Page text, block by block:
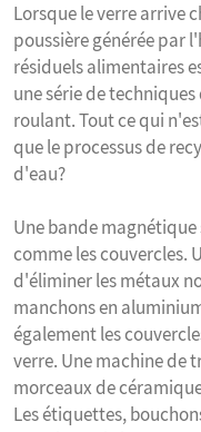
Lorsque le verre arrive
poussière générée par
résiduels alimentaires
une série de
roulant. Tout ce qui
que le processus de
d'eau?
Une bande
comme les couvercles.
d'éliminer les métaux
manchons en
également les
verre. Une machine de
morceaux de
Les étiquettes,